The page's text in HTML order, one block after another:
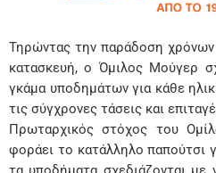
Τηρώντας την παράδοση
κατασκευή, ο Όμιλος Μούγερ
γκάμα υποδημάτων για κάθε
τις σύγχρονες τάσεις και
Πρωταρχικός στόχος του
φοράει το κατάλληλο παπούτσι